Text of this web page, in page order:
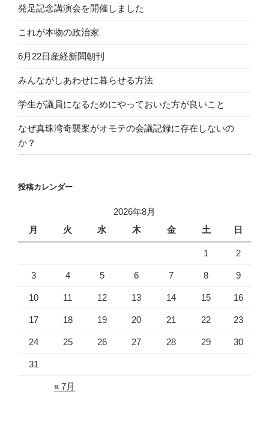
発足記念講演会を開催しました
これが本物の政治家
6月22日産経新聞朝刊
みんながしあわせに暮らせる方法
学生が議員になるためにやっておいた方が良いこと
なぜ真珠湾奇襲案がオモテの会議記録に存在しないの
か？
投稿カレンダー
2026年8月
月
火 水 木 金 土 日
1 2
3 4 5 6 7 8 9
10 11 12 13 14 15 16
17 18 19 20 21 22 23
24 25 26 27 28 29 30
31
« 7月